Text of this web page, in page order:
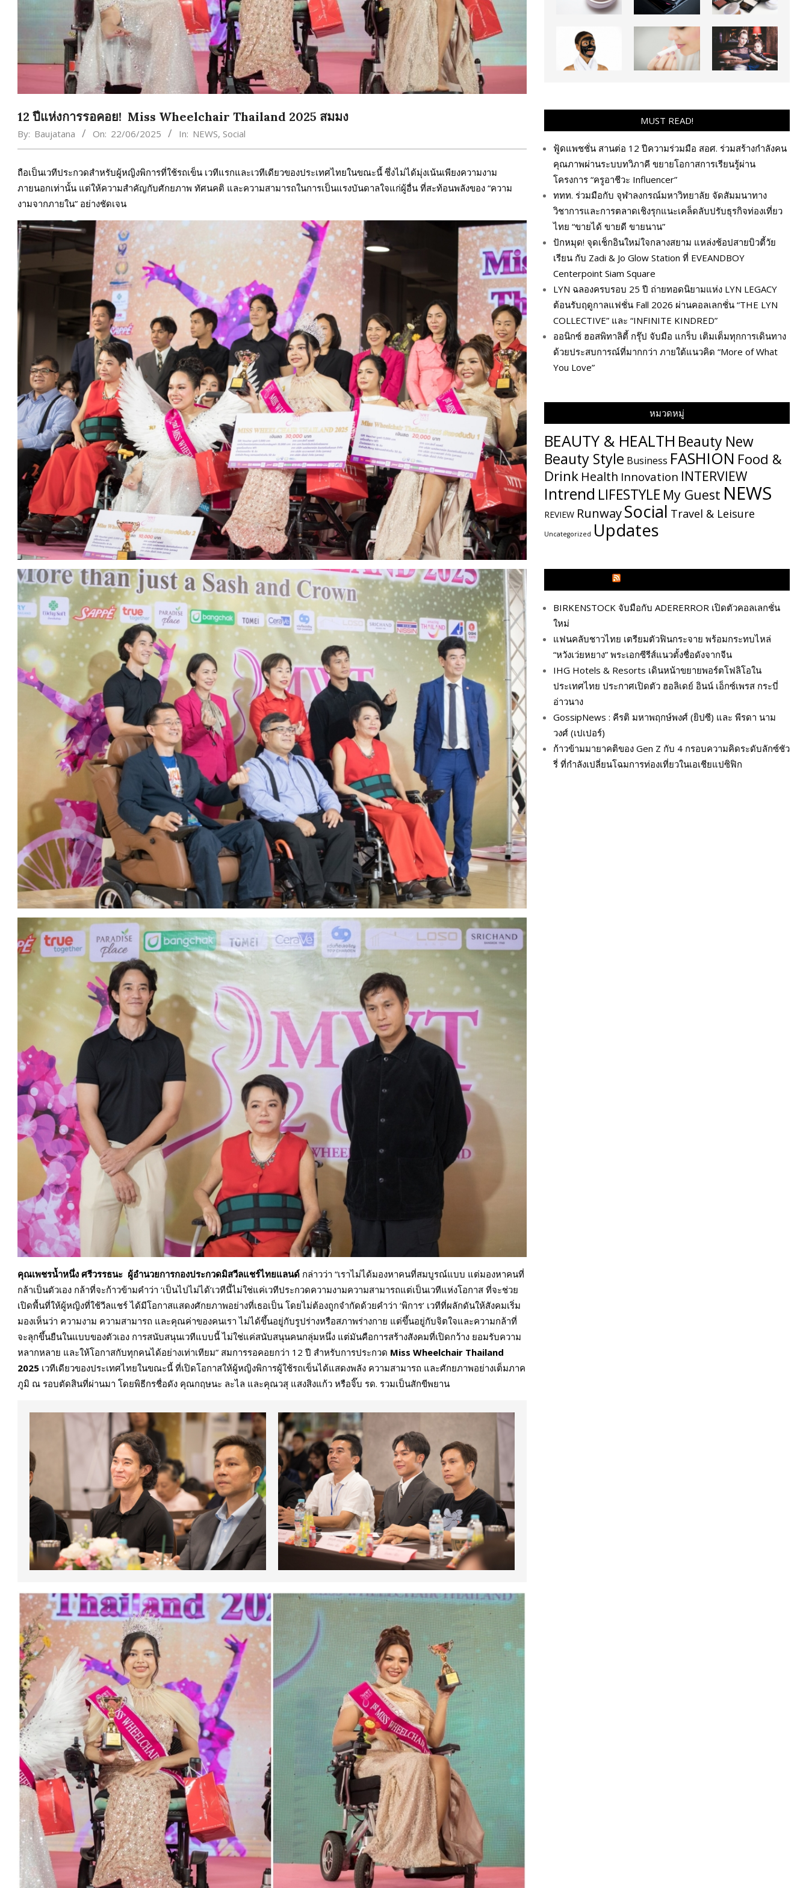
12 ปีแห่งการรอคอย! Miss Wheelchair Thailand 2025 สมมง
By: Baujatana On: 22/06/2025 In: NEWS, Social
ถือเป็นเวทีประกวดสำหรับผู้หญิงพิการที่ใช้รถเข็น เวทีแรกและเวทีเดียวของประเทศไทยในขณะนี้ ซึ่งไม่ได้มุ่งเน้นเพียงความงาม
ภายนอกเท่านั้น แต่ให้ความสำคัญกับศักยภาพ ทัศนคติ และความสามารถในการเป็นแรงบันดาลใจแก่ผู้อื่น ที่สะท้อนพลังของ “ความ
งามจากภายใน” อย่างชัดเจน
คุณเพชรน้ำหนึ่ง ศรีวรรธนะ ผู้อำนวยการกองประกวดมิสวีลแชร์ไทยแลนด์ กล่าวว่า “เราไม่ได้มองหาคนที่สมบูรณ์แบบ แต่มองหาคนที่
กล้าเป็นตัวเอง กล้าที่จะก้าวข้ามคำว่า ‘เป็นไปไม่ได้’เวทีนี้ไม่ใช่แค่เวทีประกวดความงามความสามารถแต่เป็นเวทีแห่งโอกาส ที่จะช่วย
เปิดพื้นที่ให้ผู้หญิงที่ใช้วีลแชร์ ได้มีโอกาสแสดงศักยภาพอย่างที่เธอเป็น โดยไม่ต้องถูกจำกัดด้วยคำว่า ‘พิการ’ เวทีที่ผลักดันให้สังคมเริ่ม
มองเห็นว่า ความงาม ความสามารถ และคุณค่าของคนเรา ไม่ได้ขึ้นอยู่กับรูปร่างหรือสภาพร่างกาย แต่ขึ้นอยู่กับจิตใจและความกล้าที่
จะลุกขึ้นยืนในแบบของตัวเอง การสนับสนุนเวทีแบบนี้ ไม่ใช่แค่สนับสนุนคนกลุ่มหนึ่ง แต่มันคือการสร้างสังคมที่เปิดกว้าง ยอมรับความ
หลากหลาย และให้โอกาสกับทุกคนได้อย่างเท่าเทียม” สมการรอคอยกว่า 12 ปี สำหรับการประกวด Miss Wheelchair Thailand
2025 เวทีเดียวของประเทศไทยในขณะนี้ ที่เปิดโอกาสให้ผู้หญิงพิการผู้ใช้รถเข็นได้แสดงพลัง ความสามารถ และศักยภาพอย่างเต็มภาค
ภูมิ ณ รอบตัดสินที่ผ่านมา โดยพิธีกรชื่อดัง คุณกฤษนะ ละไล และคุณวสุ แสงสิงแก้ว หรือจิ๊บ รด. รวมเป็นสักขีพยาน
MUST READ!
ฟู้ดแพชชั่น สานต่อ 12 ปีความร่วมมือ สอศ. ร่วมสร้างกำลังคน
คุณภาพผ่านระบบทวิภาคี ขยายโอกาสการเรียนรู้ผ่าน
โครงการ “ครูอาชีวะ Influencer”
ททท. ร่วมมือกับ จุฬาลงกรณ์มหาวิทยาลัย จัดสัมมนาทาง
วิชาการและการตลาดเชิงรุกแนะเคล็ดลับปรับธุรกิจท่องเที่ยว
ไทย “ขายได้ ขายดี ขายนาน”
ปักหมุด! จุดเช็กอินใหม่ใจกลางสยาม แหล่งช้อปสายบิวตี้วัย
เรียน กับ Zadi & Jo Glow Station ที่ EVEANDBOY
Centerpoint Siam Square
LYN ฉลองครบรอบ 25 ปี ถ่ายทอดนิยามแห่ง LYN LEGACY
ต้อนรับฤดูกาลแฟชั่น Fall 2026 ผ่านคอลเลกชั่น “THE LYN
COLLECTIVE” และ “INFINITE KINDRED”
ออนิกซ์ ฮอสพิทาลิตี้ กรุ๊ป จับมือ แกร็บ เติมเต็มทุกการเดินทาง
ด้วยประสบการณ์ที่มากกว่า ภายใต้แนวคิด “More of What
You Love”
หมวดหมู่
BEAUTY & HEALTH Beauty New
Beauty Style Business FASHION Food &
Drink Health Innovation INTERVIEW
Intrend LIFESTYLE My​ Guest NEWS
REVIEW RunwaySocial Travel & Leisure
Uncategorized Updates
BIRKENSTOCK จับมือกับ ADERERROR เปิดตัวคอลเลกชั่น
ใหม่
แฟนคลับชาวไทย เตรียมตัวฟินกระจาย พร้อมกระทบไหล่
“หวังเว่ยหยาง” พระเอกซีรีส์แนวตั้งชื่อดังจากจีน
IHG Hotels & Resorts เดินหน้าขยายพอร์ตโฟลิโอใน
ประเทศไทย ประกาศเปิดตัว ฮอลิเดย์ อินน์ เอ็กซ์เพรส กระบี่
อ่าวนาง
GossipNews : คีรติ มหาพฤกษ์พงศ์ (ยิปซี) และ พีรดา นาม
วงศ์ (เปเปอร์)
ก้าวข้ามมายาคติของ Gen Z กับ 4 กรอบความคิดระดับลักซ์ชัว
รี่ ที่กำลังเปลี่ยนโฉมการท่องเที่ยวในเอเชียแปซิฟิก